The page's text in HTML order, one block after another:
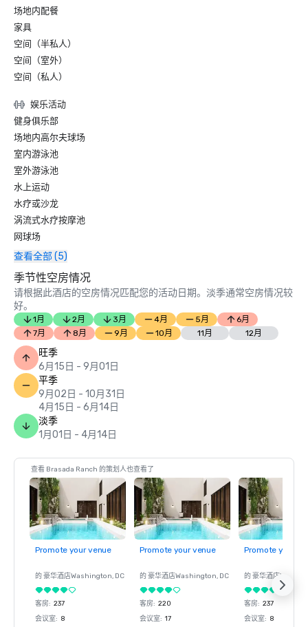
场地内配餐
家具
空间（半私人）
空间（室外）
空间（私人）
娱乐活动
健身俱乐部
场地内高尔夫球场
室内游泳池
室外游泳池
水上运动
水疗或沙龙
涡流式水疗按摩池
网球场
查看全部 (5)
季节性空房情况
请根据此酒店的空房情况匹配您的活动日期。淡季通常空房情况较
好。
1月 2月 3月 4月 5月
6月
7月
8月 9月 10月 11月 12月
旺季
6月15日 - 9月01日
平季
9月02日 - 10月31日
4月15日 - 6月14日
淡季
1月01日 - 4月14日
查看 Brasada Ranch 的策划人也查看了
Promote your venue
的 豪华酒店Washington, DC
客房: 237
会议室: 8
Promote your venue
的 豪华酒店Washington, DC
客房: 220
会议室: 17
Promote your
的 豪华酒店
客房: 237
会议室: 8